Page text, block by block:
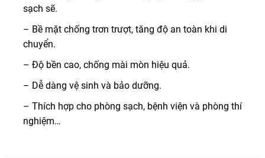
sạch sẽ.
– Bề mặt chống trơn trượt, tăng độ an toàn khi di
chuyển.
– Độ bền cao, chống mài mòn hiệu quả.
– Dễ dàng vệ sinh và bảo dưỡng.
– Thích hợp cho phòng sạch, bệnh viện và phòng thí
nghiệm…